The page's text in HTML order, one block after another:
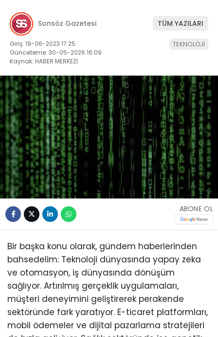
Sonsöz Gazetesi TÜM YAZILARI
Giriş: 19-06-2023 17:25
Güncelleme: 30-05-2026 16:09
Kaynak: HABER MERKEZİ
TEKNOLOJİ
ABONE OL
Bir başka konu olarak, gündem haberlerinden
bahsedelim: Teknoloji dünyasında yapay zeka
ve otomasyon, iş dünyasında dönüşüm
sağlıyor. Artırılmış gerçeklik uygulamaları,
müşteri deneyimini geliştirerek perakende
sektöründe fark yaratıyor. E-ticaret platformları,
mobil ödemeler ve dijital pazarlama stratejileri